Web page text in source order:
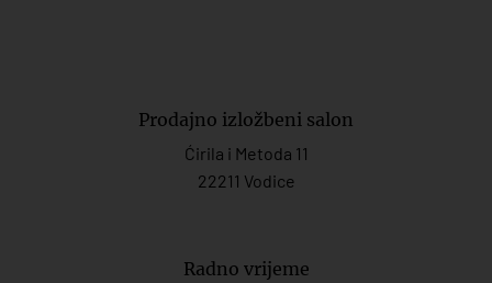
Prodajno izložbeni salon
Ćirila i Metoda 11
22211 Vodice
Radno vrijeme